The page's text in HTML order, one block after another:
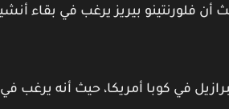
أن فلورنتينو بيريز يرغب في بقاء
في كوبا أمريكا، حيث أنه